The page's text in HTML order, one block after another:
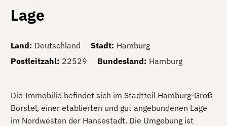
Lage
Land: Deutschland Stadt: Hamburg
Postleitzahl: 22529 Bundesland: Hamburg
Die Immobilie befindet sich im Stadtteil Hamburg-Groß
Borstel, einer etablierten und gut angebundenen Lage
im Nordwesten der Hansestadt. Die Umgebung ist